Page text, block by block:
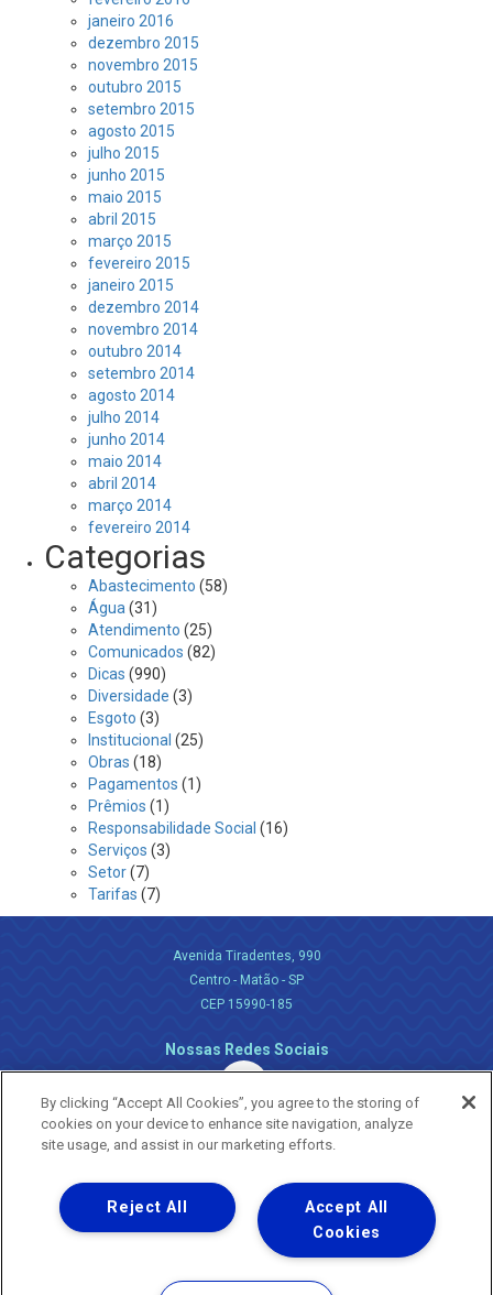
janeiro 2016
dezembro 2015
novembro 2015
outubro 2015
setembro 2015
agosto 2015
julho 2015
junho 2015
maio 2015
abril 2015
março 2015
fevereiro 2015
janeiro 2015
dezembro 2014
novembro 2014
outubro 2014
setembro 2014
agosto 2014
julho 2014
junho 2014
maio 2014
abril 2014
março 2014
fevereiro 2014
Categorias
Abastecimento (58)
Água (31)
Atendimento (25)
Comunicados (82)
Dicas (990)
Diversidade (3)
Esgoto (3)
Institucional (25)
Obras (18)
Pagamentos (1)
Prêmios (1)
Responsabilidade Social (16)
Serviços (3)
Setor(7)
Tarifas (7)
Avenida Tiradentes, 990
Centro - Matão - SP
CEP 15990-185
Nossas Redes Sociais
Uma empresa
Copyright ® 2026 - Todos os Direitos Reservados.
Nossa natureza movimenta a vida
By clicking “Accept All Cookies”, you agree to the storing of
cookies on your device to enhance site navigation, analyze
site usage, and assist in our marketing efforts.
Accept All
Cookies
Reject All